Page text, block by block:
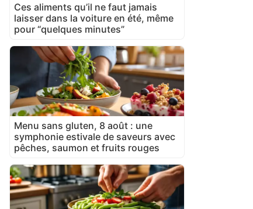
Ces aliments qu’il ne faut jamais
laisser dans la voiture en été, même
pour “quelques minutes”
Menu sans gluten, 8 août : une
symphonie estivale de saveurs avec
pêches, saumon et fruits rouges